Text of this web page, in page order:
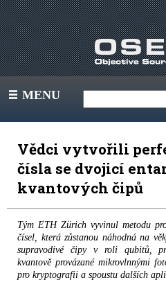
III MENU
Vědci vytvořili
čísla se dvojicí
kvantových čipů
Tým ETH Zürich vyvinul metodu
čísel, která zůstanou náhodná na
supravodivé čipy v roli qubitů,
kvantově provázané mikrovlnnými
pro kryptografii a spoustu dalších